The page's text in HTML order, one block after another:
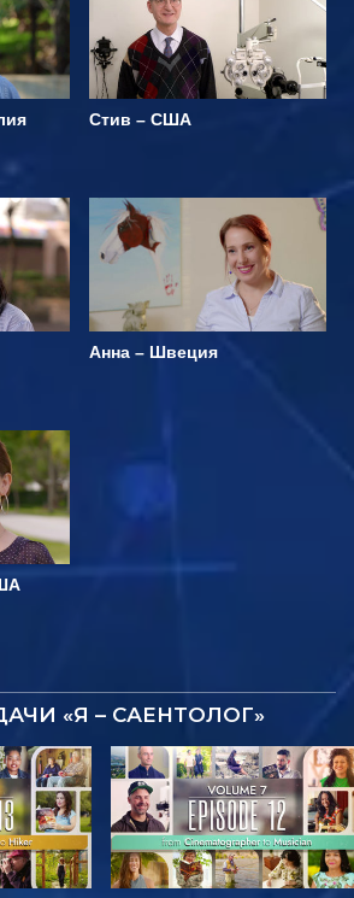
Стив – США
Анна – Швеция
«Я – САЕНТОЛОГ»